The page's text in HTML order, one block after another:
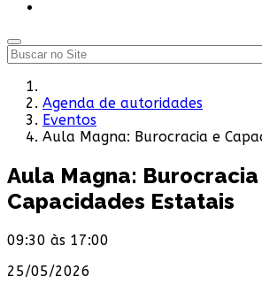
Agenda de autoridades
Eventos
Aula Magna: Burocracia e
Aula Magna: Burocracia
Capacidades Estatais
09:30 às 17:00
25/05/2026